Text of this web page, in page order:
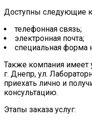
Доступны следующие
телефонная связь;
электронная почта;
специальная форма
Также компания имеет
г. Днепр, ул.
приехать лично и
консультацию.
Этапы заказа услуг: